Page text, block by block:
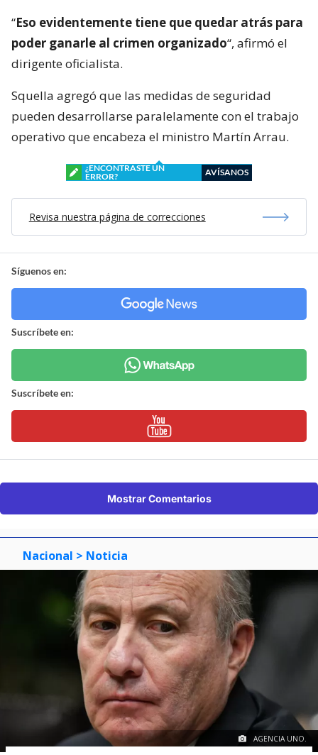
“Eso evidentemente tiene que quedar atrás para
poder ganarle al crimen organizado“, afirmó el
dirigente oficialista.
Squella agregó que las medidas de seguridad
pueden desarrollarse paralelamente con el trabajo
operativo que encabeza el ministro Martín Arrau.
¿ENCONTRASTE UN
ERROR?
AVÍSANOS
Revisa nuestra página de correcciones
Síguenos en:
Suscríbete en:
Suscríbete en:
Mostrar Comentarios
Nacional > Noticia
AGENCIA UNO.